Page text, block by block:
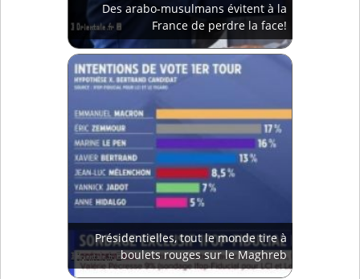
Des arabo-musulmans évitent à la
France de perdre la face!
Présidentielles, tout le monde tire à
boulets rouges sur le Maghreb